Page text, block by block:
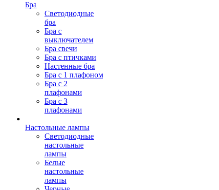
Бра
Светодиодные
бра
Бра с
выключателем
Бра свечи
Бра с птичками
Настенные бра
Бра с 1 плафоном
Бра с 2
плафонами
Бра с 3
плафонами
Настольные лампы
Светодиодные
настольные
лампы
Белые
настольные
лампы